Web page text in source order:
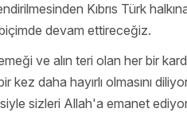
Kıbrıs Türk
devam ettireceğiz.
ve alın teri olan her bir
daha hayırlı olmasını
sizleri Allah'a emanet